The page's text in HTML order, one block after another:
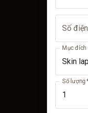
Số
Mục đích
Số lượng